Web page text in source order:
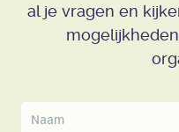
al je vragen en